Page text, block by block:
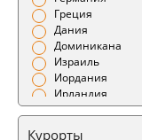
Красноярск
Курган
Курск
Кутаиси
Кызыл
Ленкорань
Магадан
Греция
Дания
Доминикана
Израиль
Иордания
Ирландия
Испания
Курорты